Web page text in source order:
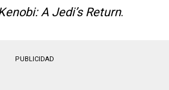
A Jedi’s Return.
PUBLICIDAD